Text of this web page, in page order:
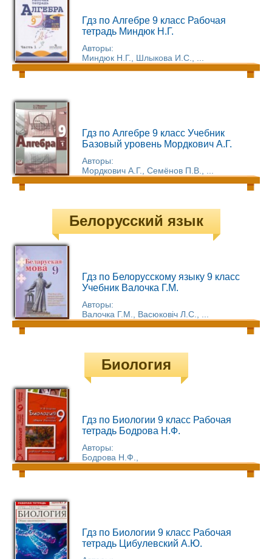
Гдз по Алгебре 9 класс Рабочая
тетрадь Миндюк Н.Г.
Авторы:
Миндюк Н.Г., Шлыкова И.С., ...
Гдз по Алгебре 9 класс Учебник
Базовый уровень Мордкович А.Г.
Авторы:
Мордкович А.Г., Семёнов П.В., ...
Белорусский язык
Гдз по Белорусскому языку 9 класс
Учебник Валочка Г.М.
Авторы:
Валочка Г.М., Васюковіч Л.С., ...
Биология
Гдз по Биологии 9 класс Рабочая
тетрадь Бодрова Н.Ф.
Авторы:
Бодрова Н.Ф.,
Гдз по Биологии 9 класс Рабочая
тетрадь Цибулевский А.Ю.